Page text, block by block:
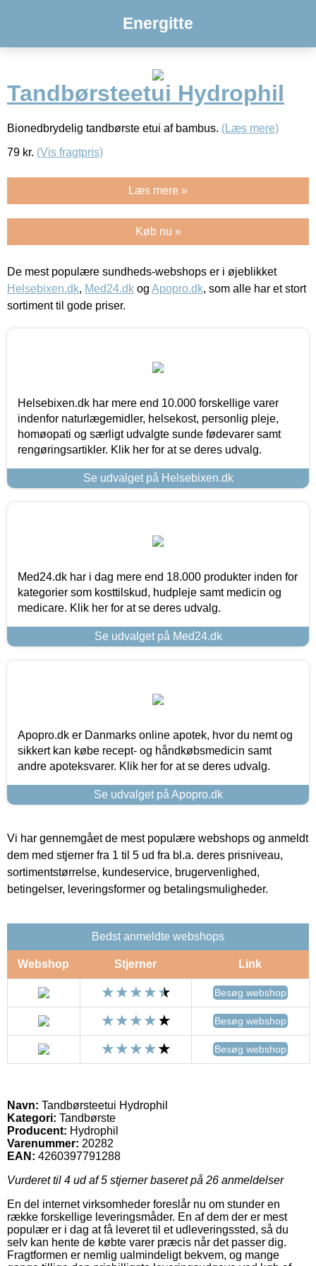
Energitte
Tandbørsteetui Hydrophil
Bionedbrydelig tandbørste etui af bambus. (Læs mere)
79 kr. (Vis fragtpris)
Læs mere »
Køb nu »
De mest populære sundheds-webshops er i øjeblikket
Helsebixen.dk, Med24.dk og Apopro.dk, som alle har et stort
sortiment til gode priser.
Helsebixen.dk har mere end 10.000 forskellige varer
indenfor naturlægemidler, helsekost, personlig pleje,
homøopati og særligt udvalgte sunde fødevarer samt
rengøringsartikler. Klik her for at se deres udvalg.
Se udvalget på Helsebixen.dk
Med24.dk har i dag mere end 18.000 produkter inden for
kategorier som kosttilskud, hudpleje samt medicin og
medicare. Klik her for at se deres udvalg.
Se udvalget på Med24.dk
Apopro.dk er Danmarks online apotek, hvor du nemt og
sikkert kan købe recept- og håndkøbsmedicin samt
andre apoteksvarer. Klik her for at se deres udvalg.
Se udvalget på Apopro.dk
Vi har gennemgået de mest populære webshops og anmeldt
dem med stjerner fra 1 til 5 ud fra bl.a. deres prisniveau,
sortimentstørrelse, kundeservice, brugervenlighed,
betingelser, leveringsformer og betalingsmuligheder.
Bedst anmeldte webshops
Webshop Stjerner Link
Besøg webshop
Besøg webshop
Besøg webshop
Navn: Tandbørsteetui Hydrophil
Kategori: Tandbørste
Producent: Hydrophil
Varenummer: 20282
EAN: 4260397791288
Vurderet til 4 ud af 5 stjerner baseret på 26 anmeldelser
En del internet virksomheder foreslår nu om stunder en
række forskellige leveringsmåder. En af dem der er mest
populær er i dag at få leveret til et udleveringssted, så du
selv kan hente de købte varer præcis når det passer dig.
Fragtformen er nemlig ualmindeligt bekvem, og mange